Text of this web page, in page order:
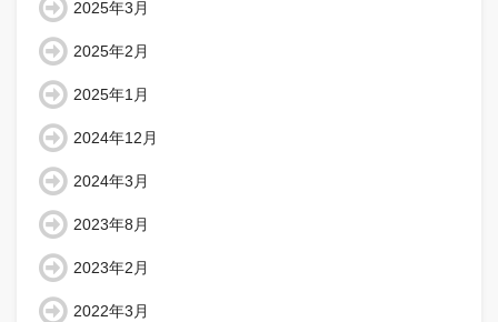
2025年3月
2025年2月
2025年1月
2024年12月
2024年3月
2023年8月
2023年2月
2022年3月